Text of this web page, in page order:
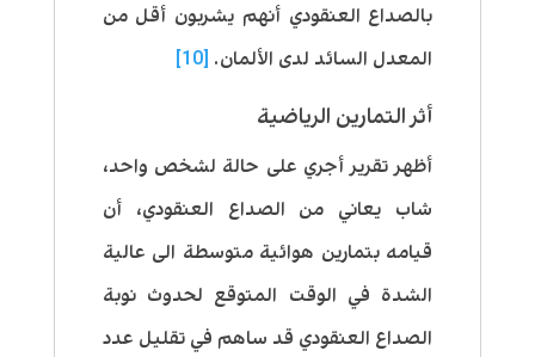
بالصداع العنقودي أنهم يشربون أقل من
المعدل السائد لدى الألمان. [10]
أثر التمارين الرياضية
أظهر تقرير أجري على حالة لشخص واحد،
شاب يعاني من الصداع العنقودي، أن
قيامه بتمارين هوائية متوسطة الى عالية
الشدة في الوقت المتوقع لحدوث نوبة
الصداع العنقودي قد ساهم في تقليل عدد